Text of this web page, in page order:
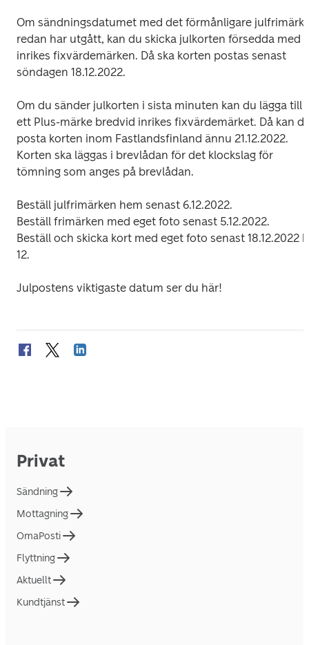
Om sändningsdatumet med det förmånligare
redan har utgått, kan du skicka julkorten försedda med
inrikes fixvärdemärken. Då ska korten postas senast
söndagen 18.12.2022.
Om du sänder julkorten i sista minuten kan du lägga till
ett Plus-märke bredvid inrikes fixvärdemärket. Då kan
posta korten inom Fastlandsfinland ännu 21.12.2022.
Korten ska läggas i brevlådan för det klockslag för
tömning som anges på brevlådan.
Beställ julfrimärken hem senast 6.12.2022.
Beställ frimärken med eget foto senast 5.12.2022.
Beställ och skicka kort med eget foto senast 18.12.2022
12.
Privat
Sändning
Mottagning
OmaPosti
Flyttning
Aktuellt
Kundtjänst